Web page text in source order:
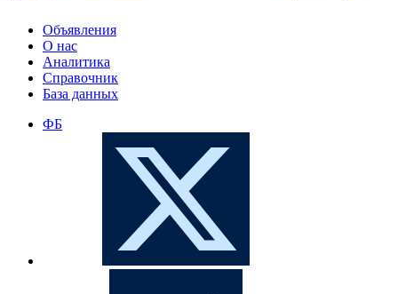
Объявления
О нас
Аналитика
Справочник
База данных
ФБ